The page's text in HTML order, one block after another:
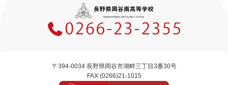
〒394-0034 長野県岡谷市湖畔三丁目3番30号
FAX (0266)21-1015